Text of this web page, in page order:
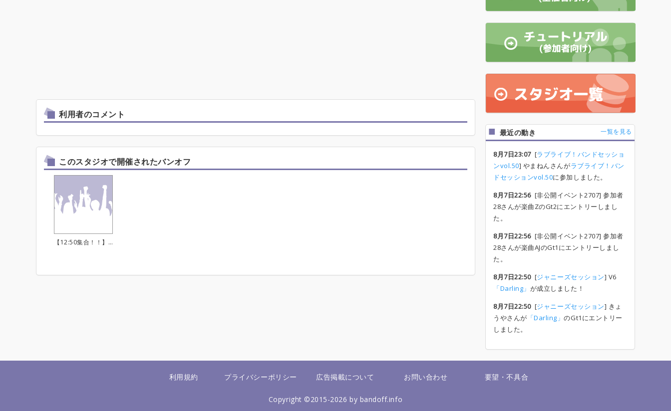
利用者のコメント
このスタジオで開催されたバンオフ
【12:50集合！！】音ゲーバンドセッション！201805
最近の動き 一覧を見る
8月7日23:07[ラブライブ！バンドセッショ
ンvol.50] やまねんさんがラブライブ！バン
ドセッションvol.50に参加しました。
8月7日22:56[非公開イベント2707] 参加者
28さんが楽曲ZのGt2にエントリーしまし
た。
8月7日22:56[非公開イベント2707] 参加者
28さんが楽曲AJのGt1にエントリーしまし
た。
8月7日22:50[ジャニーズセッション] V6
「Darling」 が成立しました！
8月7日22:50[ジャニーズセッション] きょ
うやさんが 「Darling」のGt1にエントリー
しました。
利用規約 プライバシーポリシー 広告掲載について お問い合わせ 要望・不具合
Copyright ©2015-2026 by bandoff.info